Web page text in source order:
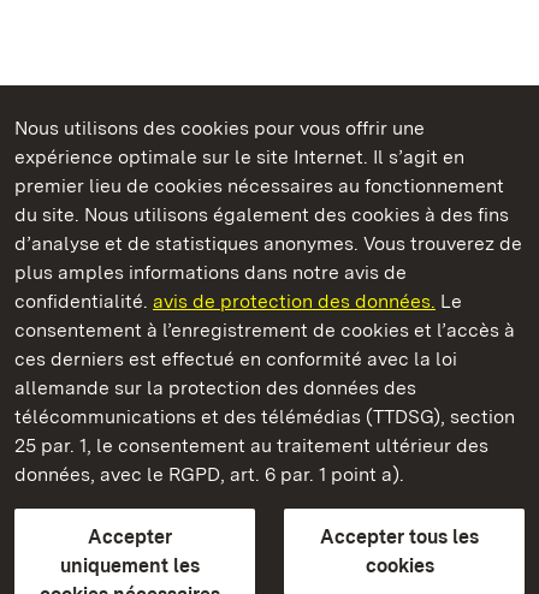
Nous utilisons des cookies pour vous offrir une
expérience optimale sur le site Internet. Il s’agit en
premier lieu de cookies nécessaires au fonctionnement
du site. Nous utilisons également des cookies à des fins
d’analyse et de statistiques anonymes. Vous trouverez de
plus amples informations dans notre avis de
confidentialité. avis de protection des données. Le
consentement à l’enregistrement de cookies et l’accès à
ces derniers est effectué en conformité avec la loi
allemande sur la protection des données des
télécommunications et des télémédias (TTDSG), section
25 par. 1, le consentement au traitement ultérieur des
données, avec le RGPD, art. 6 par. 1 point a).
Accepter
uniquement les
Accepter tous les
cookies
Châteaux et jardins publics du Bade-Wurtemberg
Château et parc de Schwetzingen
Châteaux et jardins publics du Bade-Wurtemberg
Contact et informationsFAQ et réponsesMentions légales
Protection des données
Explications sur l’accessibilité
BITV-konform (geprüfte Seiten)
plus loin